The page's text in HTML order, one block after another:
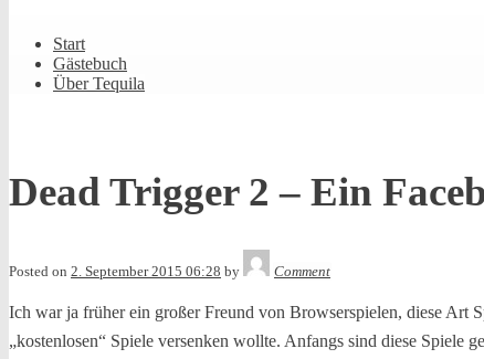
Navigation
Start
Gästebuch
Über Tequila
Dead Trigger 2 – Ein
Posted on 2. September 2015 06:28 by
Comment
Ich war ja früher ein großer Freund von Browserspielen, diese Art
„kostenlosen“ Spiele versenken wollte. Anfangs sind diese Spiele